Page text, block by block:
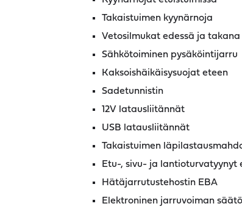
Takaistuimen kyynärnoja
Vetosilmukat edessä ja takana
Sähkötoiminen pysäköintijarru
Kaksoishäikäisysuojat eteen
Sadetunnistin
12V latausliitännät
USB latausliitännät
Takaistuimen
Etu-, sivu- ja lantioturvatyynyt
Hätäjarrutustehostin EBA
Elektroninen jarruvoiman